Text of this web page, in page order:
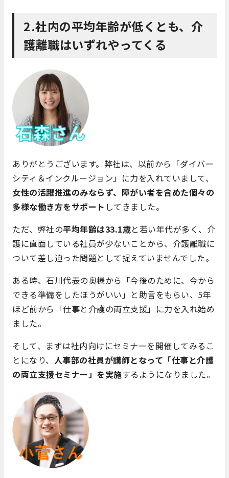
2.社内の平均年齢が低くとも、介
護離職はいずれやってくる
ありがとうございます。弊社は、以前から「ダイバー
シティ＆インクルージョン」に力を入れていまして、
女性の活躍推進のみならず、障がい者を含めた個々の
多様な働き方をサポート してきました。
ただ、弊社の平均年齢は33.1歳と若い年代が多く、介
護に直面している社員が少ないことから、介護離職に
ついて差し迫った問題として捉えていませんでした。
ある時、石川代表の奥様から「今後のために、今から
できる準備をしたほうがいい」と助言をもらい、5年
ほど前から「仕事と介護の両立支援」に力を入れ始め
ました。
そして、まずは社内向けにセミナーを開催してみるこ
とになり、 人事部の社員が講師となって「仕事と介護
の両立支援セミナー」を実施するようになりました。